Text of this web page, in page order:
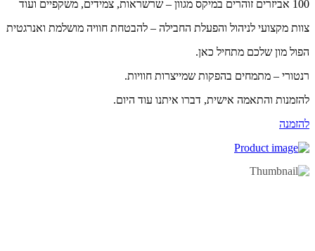
– שרשראות, צמידים, משקפיים ועוד
מקצועי לניהול והפעלת החבילה – להבטחת חוויה מושלמת ואנרגטית
מון שלכם מתחיל כאן.
– מתמחים בהפקות שמייצרות חוויות.
והתאמה אישית, דברו איתנו עוד היום.